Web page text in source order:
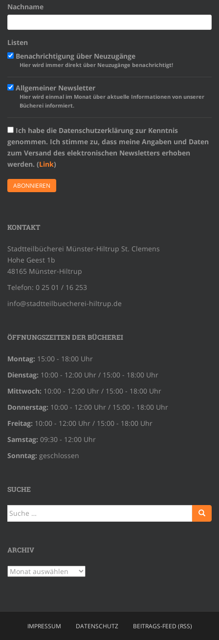
Nachname
Listen
Benachrichtigung über Neuzugänge
Hier wird immer direkt über Neuzugänge benachrichtigt!
Allgemeiner Newsletter
Hier wird einmal im Monat über aktuelle Informationen von unserer
Bücherei informiert.
Ich habe die Datenschutzerklärung zur Kenntnis
genommen. Ich stimme zu, dass meine Angaben und Daten
zum Versand des elektronischen Newsletters erhoben
werden. (Link)
KONTAKT
Stadtteilbücherei Münster-Hiltrup St. Clemens
Hohe Geest 1b
48165 Münster-Hiltrup
Telefon: 0 25 01 / 16 253
info@stadtteilbuecherei-hiltrup.de
ÖFFNUNGSZEITEN DER BÜCHEREI
Montag: 15:00 - 18:00 Uhr
Dienstag: 10:00 - 12:00 Uhr / 15:00 - 18:00 Uhr
Mittwoch: 10:00 - 12:00 Uhr / 15:00 - 18:00 Uhr
Donnerstag: 10:00 - 12:00 Uhr / 15:00 - 18:00 Uhr
Freitag: 10:00 - 12:00 Uhr / 15:00 - 18:00 Uhr
Samstag: 09:30 - 12:00 Uhr
Sonntag: geschlossen
SUCHE
Suche
nach:
ARCHIV
Archiv
IMPRESSUM DATENSCHUTZ BEITRAGS-FEED (RSS)